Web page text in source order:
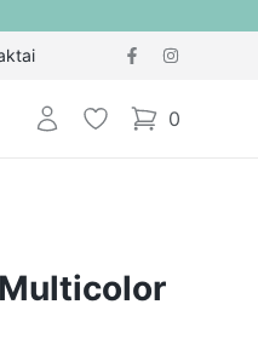
PrisijungtiPageidavimų
0
items in cart,